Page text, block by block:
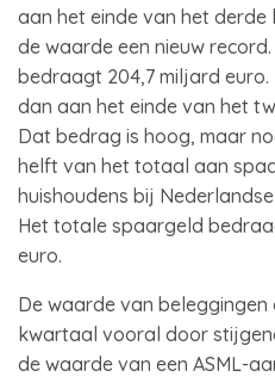
aan het einde van het
de waarde een nieuw
bedraagt 204,7 miljard
dan aan het einde van het
Dat bedrag is hoog, maar
helft van het totaal aan
huishoudens bij
Het totale spaargeld
euro.
De waarde van
kwartaal vooral door
de waarde van een ASML-